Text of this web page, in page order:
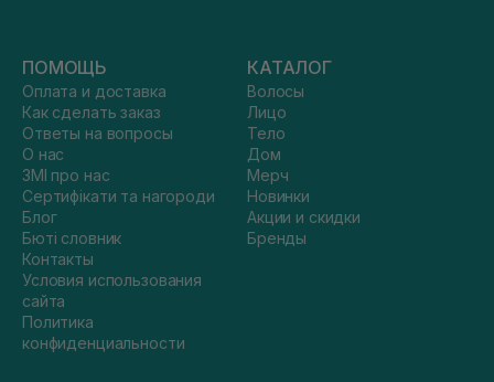
ПОМОЩЬ
Оплата и доставка
Как сделать заказ
Ответы на вопросы
О нас
ЗМІ про нас
Сертифікати та нагороди
Блог
Бюті словник
Контакты
Условия использования
сайта
Политика
конфиденциальности
КАТАЛОГ
Волосы
Лицо
Тело
Дом
Мерч
Новинки
Акции и скидки
Бренды